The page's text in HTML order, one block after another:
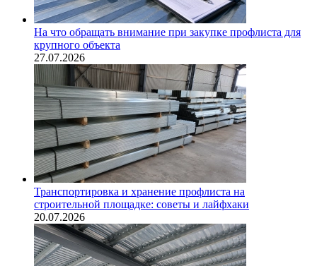
На что обращать внимание при закупке профлиста для
крупного объекта
27.07.2026
Транспортировка и хранение профлиста на
строительной площадке: советы и лайфхаки
20.07.2026